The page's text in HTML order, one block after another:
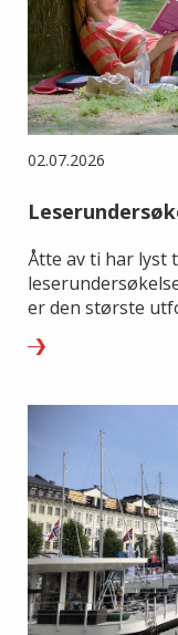
02.07.2026
Åtte av ti har lyst
er den største